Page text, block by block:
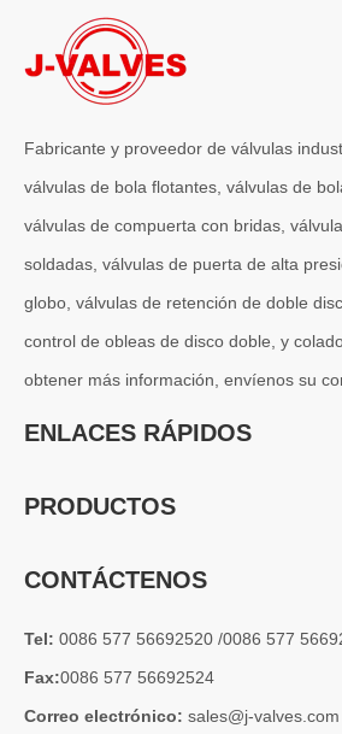
J-VALVES fabrica válvulas de
2026-07-04
En sistemas de tuberías criogénicas y
Fabricante y proveedor de válvulas
válvulas de bola flotantes, válvulas de
válvulas de compuerta con bridas,
soldadas, válvulas de puerta de alta
globo, válvulas de retención de doble
control de obleas de disco doble, y
obtener más información, envíenos su
ENLACES RÁPIDOS
PRODUCTOS
CONTÁCTENOS
Tel: 0086 577 56692520 /0086 577
Fax:0086 577 56692524
Correo electrónico: sales@j-valves.com